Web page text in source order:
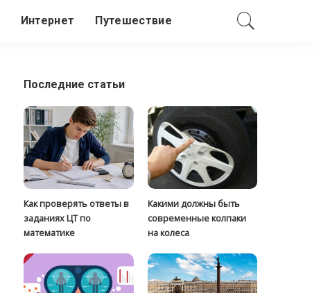
Интернет Путешествие
Последние статьи
Как проверять ответы в
заданиях ЦТ по
математике
Какими должны быть
современные колпаки
на колеса